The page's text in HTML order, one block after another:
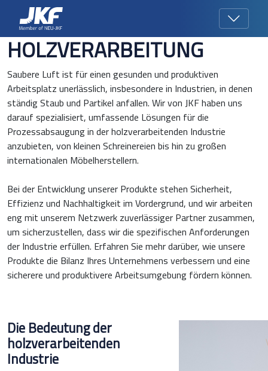
HOLZVERARBEITUNG
Saubere Luft ist für einen gesunden und produktiven
Arbeitsplatz unerlässlich, insbesondere in Industrien, in denen
ständig Staub und Partikel anfallen. Wir von JKF haben uns
darauf spezialisiert, umfassende Lösungen für die
Prozessabsaugung in der holzverarbeitenden Industrie
anzubieten, von kleinen Schreinereien bis hin zu großen
internationalen Möbelherstellern.
Bei der Entwicklung unserer Produkte stehen Sicherheit,
Effizienz und Nachhaltigkeit im Vordergrund, und wir arbeiten
eng mit unserem Netzwerk zuverlässiger Partner zusammen,
um sicherzustellen, dass wir die spezifischen Anforderungen
der Industrie erfüllen. Erfahren Sie mehr darüber, wie unsere
Produkte die Bilanz Ihres Unternehmens verbessern und eine
sicherere und produktivere Arbeitsumgebung fördern können.
Die Bedeutung der
holzverarbeitenden
Industrie